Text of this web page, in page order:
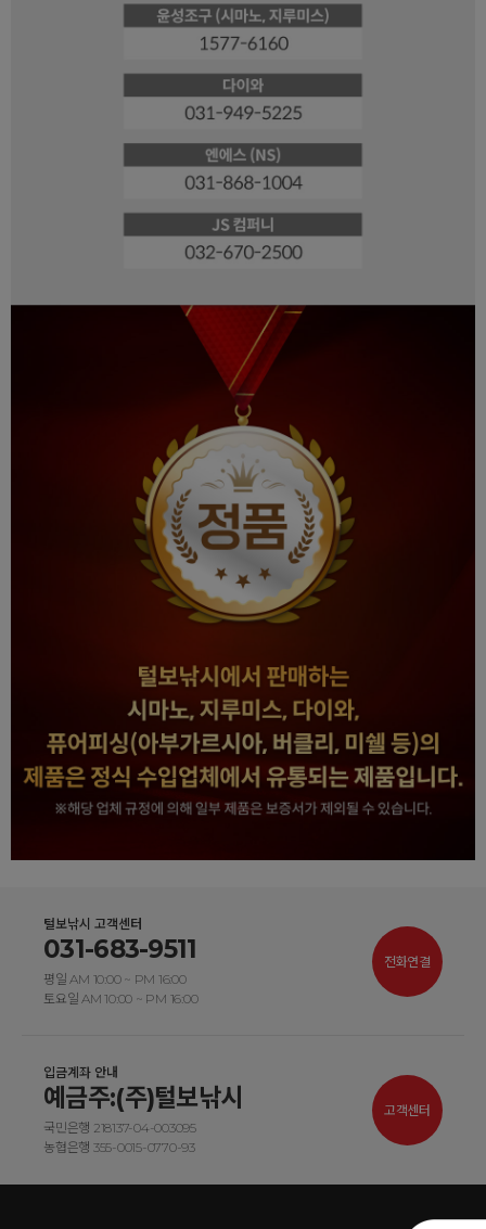
털보낚시 고객센터
031-683-9511
평일 AM 10:00 ~ PM 16:00
토요일 AM 10:00 ~ PM 16:00
전화연결
입금계좌 안내
예금주:(주)털보낚시
국민은행 218137-04-003095
농협은행 355-0015-0770-93
고객센터